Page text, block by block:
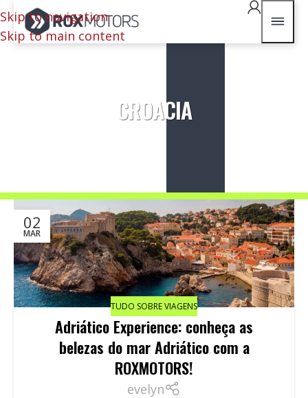
Skip to navigation
Skip to main content
CROACIA
02
MAR
TUDO SOBRE VIAGENS
Adriático Experience: conheça as
belezas do mar Adriático com a
ROXMOTORS!
evelyn